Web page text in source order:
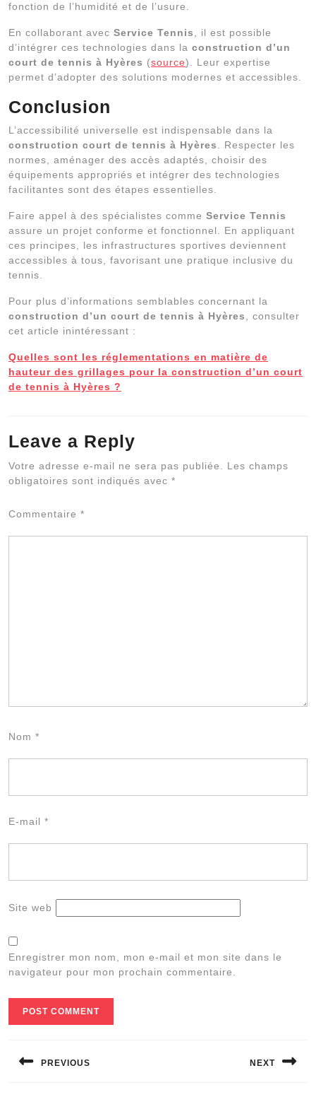
fonction de l’humidité et de l’usure.
En collaborant avec Service Tennis, il est possible
d’intégrer ces technologies dans la construction d’un
court de tennis à Hyères (source). Leur expertise
permet d’adopter des solutions modernes et accessibles.
Conclusion
L’accessibilité universelle est indispensable dans la
construction court de tennis à Hyères. Respecter les
normes, aménager des accès adaptés, choisir des
équipements appropriés et intégrer des technologies
facilitantes sont des étapes essentielles.
Faire appel à des spécialistes comme Service Tennis
assure un projet conforme et fonctionnel. En appliquant
ces principes, les infrastructures sportives deviennent
accessibles à tous, favorisant une pratique inclusive du
tennis.
Pour plus d’informations semblables concernant la
construction d’un court de tennis à Hyères, consulter
cet article inintéressant :
Quelles sont les réglementations en matière de
hauteur des grillages pour la construction d’un court
de tennis à Hyères ?
Leave a Reply
Votre adresse e-mail ne sera pas publiée. Les champs
obligatoires sont indiqués avec *
Commentaire *
Nom *
E-mail *
Site web
Enregistrer mon nom, mon e-mail et mon site dans le
navigateur pour mon prochain commentaire.
de
PREVIOUS NEXT